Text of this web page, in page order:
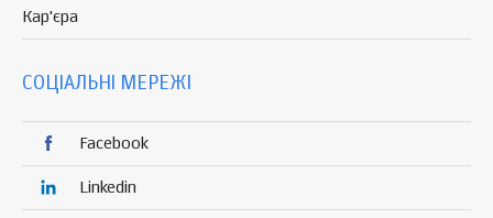
Кар'єра
СОЦІАЛЬНІ МЕРЕЖІ
Facebook
Linkedin